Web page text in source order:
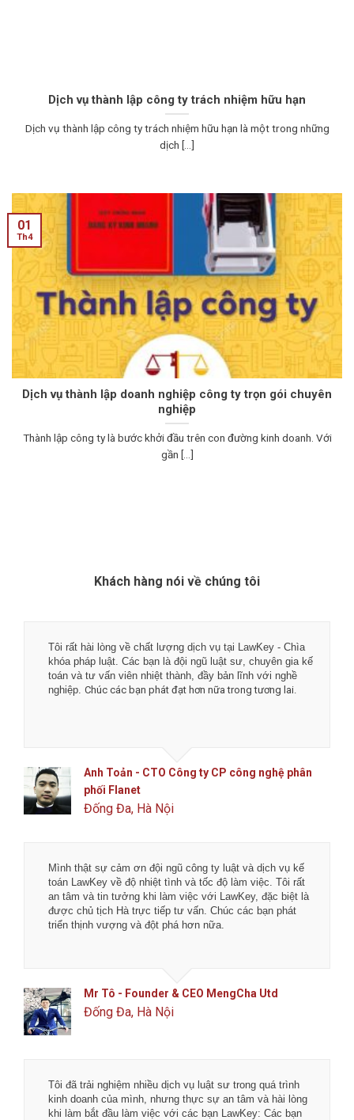
Dịch vụ thành lập công ty trách nhiệm hữu hạn
Dịch vụ thành lập công ty trách nhiệm hữu hạn là một trong những
dịch [...]
Dịch vụ thành lập doanh nghiệp công ty trọn gói chuyên
nghiệp
Thành lập công ty là bước khởi đầu trên con đường kinh doanh. Với
gần [...]
01
Th4
Khách hàng nói về chúng tôi
Tôi rất hài lòng về chất lượng dịch vụ tại LawKey - Chìa
khóa pháp luật. Các bạn là đội ngũ luật sư, chuyên gia kế
toán và tư vấn viên nhiệt thành, đầy bản lĩnh với nghề
nghiệp.Chúc các bạn phát đạt hơn nữa trong tương lai.
Anh Toản - CTO Công ty CP công nghệ phân
phối Flanet
Đống Đa, Hà Nội
Mình thật sự cảm ơn đội ngũ công ty luật và dịch vụ kế
toán LawKey về độ nhiệt tình và tốc độ làm việc. Tôi rất
an tâm và tin tưởng khi làm việc với LawKey, đặc biệt là
được chủ tịch Hà trực tiếp tư vấn. Chúc các bạn phát
triển thịnh vượng và đột phá hơn nữa.
Mr Tô - Founder & CEO MengCha Utd
Đống Đa, Hà Nội
Tôi đã trải nghiệm nhiều dịch vụ luật sư trong quá trình
kinh doanh của mình, nhưng thực sự an tâm và hài lòng
khi làm bắt đầu làm việc với các bạn LawKey: Các bạn